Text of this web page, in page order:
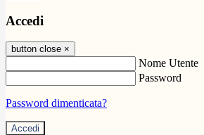
Accedi
button close ×
Nome Utente
Password
Password dimenticata?